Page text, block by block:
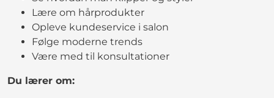
Lære om hårprodukter
Opleve kundeservice i salon
Følge moderne trends
Være med til konsultationer
Du lærer om: